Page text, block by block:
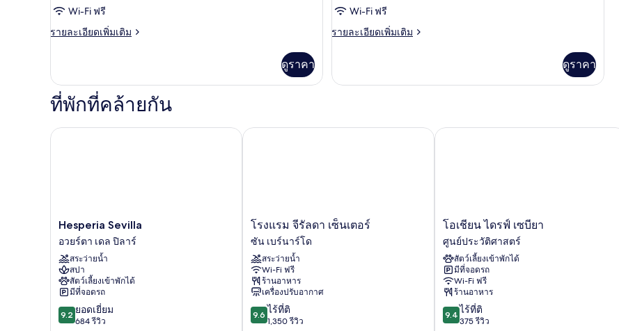
Wi-Fi ฟรี
รายละเอียดเพิ่มเติม
ราย
เกี่ยว
กับ
ห้อง
ดูราคา
Wi-Fi ฟรี
รายละเอียดเพิ่มเติม
ราย
เกี่ยว
ดูราคา
ที่พักที่คล้ายกัน
Hesperia
Sevilla
อวย
ร์ตา
เดล
ปิ
ลาร์
Hesperia Sevilla
อวยร์ตา เดล ปิลาร์
สระว่ายน้ำ
สปา
สัตว์เลี้ยงเข้าพักได้
มีที่จอดรถ
9.2
จาก
9.2 ยอดเยี่ยม
684 รีวิว
Hesperia Sevilla
โรงแรม
จี
รัล
ดา
เซ็นเตอร์
ซัน
เบร์
นาร์
โด
โรงแรม จีรัลดา เซ็นเตอร์
ซัน เบร์นาร์โด
สระว่ายน้ำ
Wi-Fi ฟรี
ร้านอาหาร
เครื่องปรับอากาศ
9.6
จาก
9.6 ไร้ที่ติ
1,350 รีวิว
โรงแรม จีรัลดา เซ็นเตอร์
โอ
เชีย
น
ไดรฟ์
เซ
บียา
ศูนย์
ประวัติศาสตร์
โอเชียน ไดรฟ์ เซบียา
ศูนย์ประวัติศาสตร์
สัตว์เลี้ยงเข้าพักได้
มีที่จอดรถ
Wi-Fi ฟรี
ร้านอาหาร
9.4
จาก
9.4 ไร้ที่ติ
375 รีวิว
โอเชียน ไดรฟ์ เซบียา